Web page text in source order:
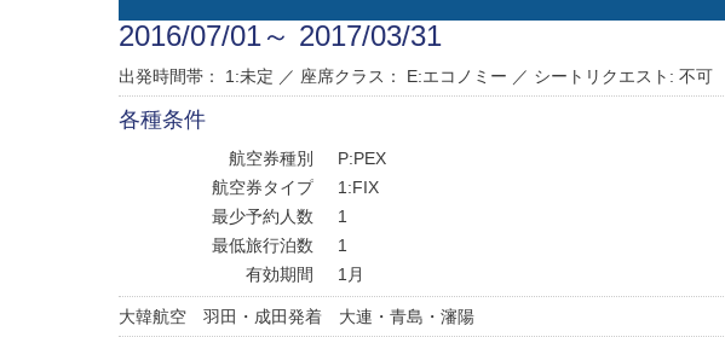
2016/07/01～ 2017/03/31
出発時間帯： 1:未定 ／ 座席クラス： E:エコノミー ／ シートリクエスト: 不可
各種条件
航空券種別
P:PEX
航空券タイプ
1:FIX
最少予約人数
1
最低旅行泊数
1
有効期間
1月
大韓航空 羽田・成田発着 大連・青島・瀋陽